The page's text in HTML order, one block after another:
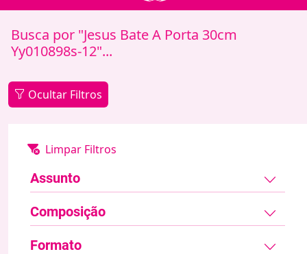
Busca por "Jesus Bate A Porta 30cm
Yy010898s-12"...
Ocultar Filtros
Assunto
Composição
Formato